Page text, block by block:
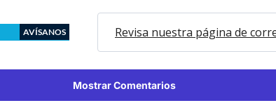
AVÍSANOS Revisa nuestra página de
Mostrar Comentarios